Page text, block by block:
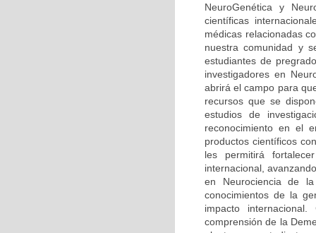
NeuroGenética y
científicas
médicas relacionadas
nuestra comunidad y
estudiantes de
investigadores en
abrirá el campo para
recursos que se
estudios de
reconocimiento en el
productos científicos
les permitirá
internacional,
en Neurociencia de
conocimientos de la
impacto
comprensión de la